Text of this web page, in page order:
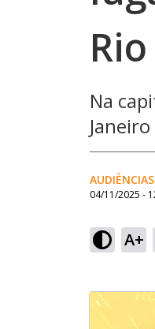
Na
AUDIÊNCIAS
04/11/2025 -
A+